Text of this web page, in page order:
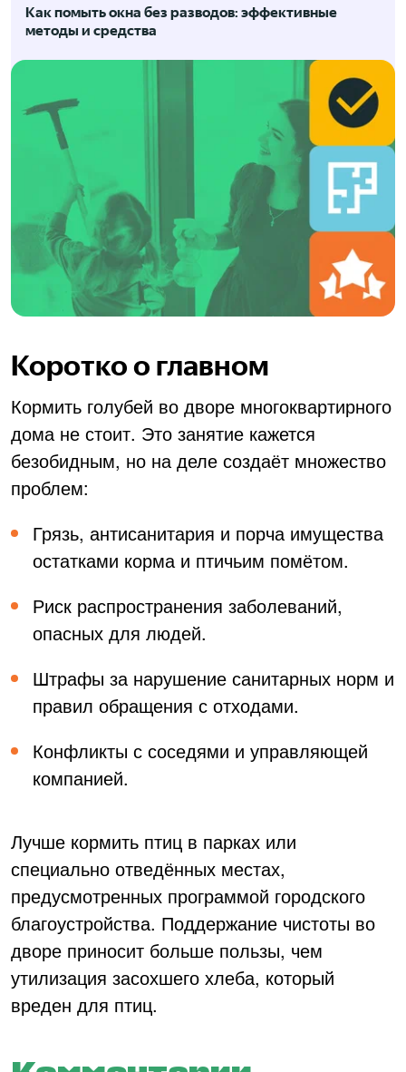
Как помыть окна без разводов: эффективные
методы и средства
Коротко о главном
Кормить голубей во дворе многоквартирного
дома не стоит. Это занятие кажется
безобидным, но на деле создаёт множество
проблем:
Грязь, антисанитария и порча имущества
остатками корма и птичьим помётом.
Риск распространения заболеваний,
опасных для людей.
Штрафы за нарушение санитарных норм и
правил обращения с отходами.
Конфликты с соседями и управляющей
компанией.
Лучше кормить птиц в парках или
специально отведённых местах,
предусмотренных программой городского
благоустройства. Поддержание чистоты во
дворе приносит больше пользы, чем
утилизация засохшего хлеба, который
вреден для птиц.